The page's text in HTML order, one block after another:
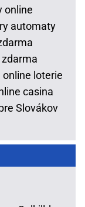
online
automaty
online loterie
casina
Slovákov